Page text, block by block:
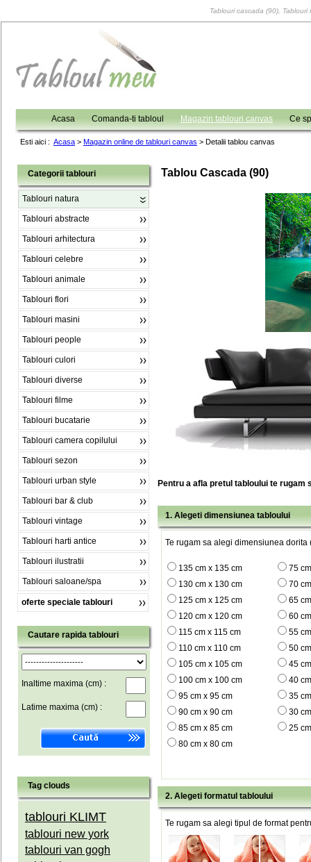
Tablouri cascada (90),
Acasa Comanda-ti tabloul Magazin tablouri canvas Ce
Esti aici : Acasa > Magazin online de tablouri canvas > Detalii tablou canvas
Categorii tablouri
Tablouri natura
Tablouri abstracte
Tablouri arhitectura
Tablouri celebre
Tablouri animale
Tablouri flori
Tablouri masini
Tablouri people
Tablouri culori
Tablouri diverse
Tablouri filme
Tablouri bucatarie
Tablouri camera copilului
Tablouri sezon
Tablouri urban style
Tablouri bar & club
Tablouri vintage
Tablouri harti antice
Tablouri ilustratii
Tablouri saloane/spa
oferte speciale tablouri
Cautare rapida tablouri
Inaltime maxima (cm) :
Latime maxima (cm) :
Tag clouds
tablouri KLIMT
tablouri new york
tablouri van gogh
Tablou Cascada (90)
Pentru a afla pretul tabloului te rugam
1. Alegeti dimensiunea tabloului
Te rugam sa alegi dimensiunea dorita
135 cm x 135 cm
75
130 cm x 130 cm
70
125 cm x 125 cm
65
120 cm x 120 cm
60
115 cm x 115 cm
55
110 cm x 110 cm
50
105 cm x 105 cm
45
100 cm x 100 cm
40
95 cm x 95 cm
35
90 cm x 90 cm
30
85 cm x 85 cm
25
80 cm x 80 cm
2. Alegeti formatul tabloului
Te rugam sa alegi tipul de format